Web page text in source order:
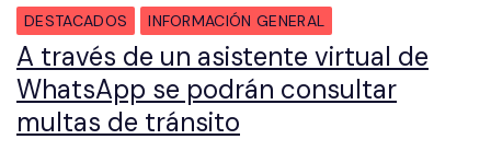
DESTACADOS INFORMACIÓN GENERAL
A través de un asistente virtual de
WhatsApp se podrán consultar
multas de tránsito